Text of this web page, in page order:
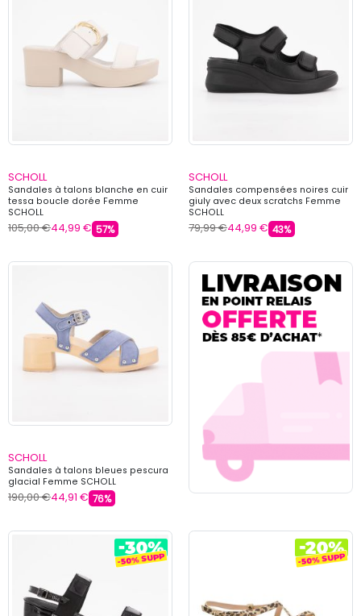
SCHOLL
Sandales à talons blanche en cuir
tessa boucle dorée Femme
SCHOLL
105,00 €44,99 € 57%
SCHOLL
Sandales compensées noires cuir
giuly avec deux scratchs Femme
SCHOLL
79,99 €44,99 € 43%
SCHOLL
Sandales à talons bleues pescura
glacial Femme SCHOLL
190,00 €44,91 € 76%